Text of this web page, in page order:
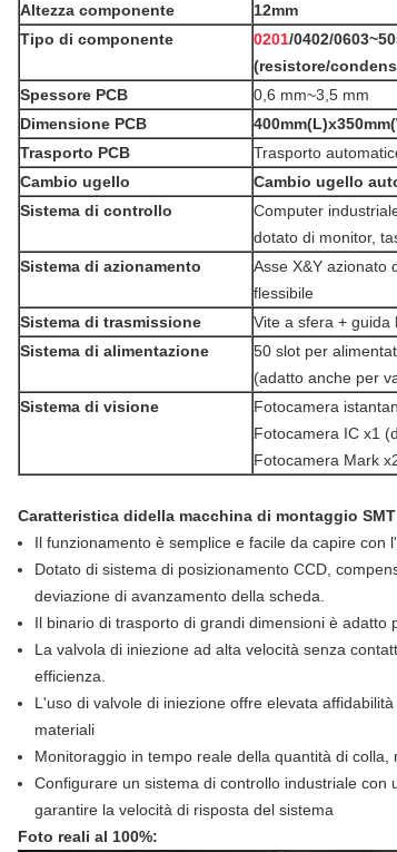
Altezza componente
12mm
Tipo di componente
0201/0402/
(resistore/
Spessore PCB
0,6 mm~3,5 mm
Dimensione PCB
Trasporto PCB
Trasporto
Cambio ugello
Cambio ugello
Sistema di controllo
Computer
dotato di monitor,
Sistema di azionamento
Asse X&Y azionato
flessibile
Sistema di trasmissione
Vite a sfera + guida
Sistema di alimentazione
50 slot per
(adatto anche per
Sistema di visione
Fotocamera
Fotocamera IC x1
Fotocamera Mark
Caratteristica didella macchina di montaggio SMT
Il funzionamento è semplice e facile da capire con
Dotato di sistema di posizionamento CCD,
deviazione di avanzamento della scheda.
Il binario di trasporto di grandi dimensioni è adatto
La valvola di iniezione ad alta velocità senza
efficienza.
L'uso di valvole di iniezione offre elevata
materiali
Monitoraggio in tempo reale della quantità di
Configurare un sistema di controllo industriale
garantire la velocità di risposta del sistema
Foto reali al 100%: